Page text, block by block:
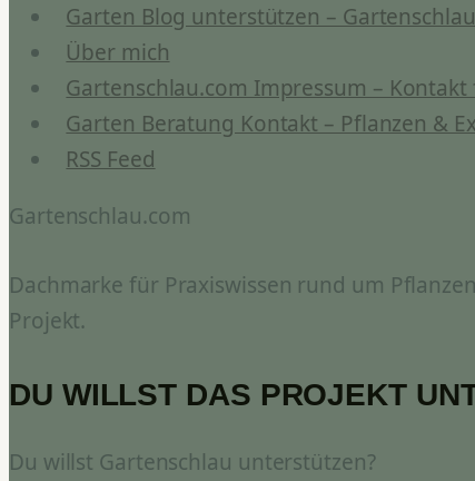
Garten Blog unterstützen –
Über mich
Gartenschlau.com Impressum –
Garten Beratung Kontakt – Pflanzen &
RSS Feed
Gartenschlau.com
Dachmarke für Praxiswissen rund um
Projekt.
DU WILLST DAS PROJEKT
Du willst Gartenschlau unterstützen?